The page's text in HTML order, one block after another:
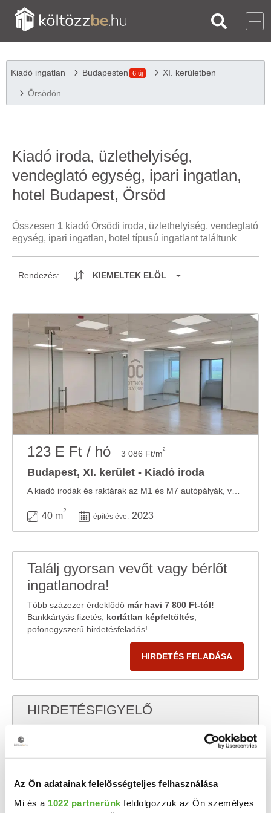
Az Ön adatainak felelősségteljes felhasználása
Mi és a 1022 partnerünk feldolgozzuk az Ön személyes
Kiadó ingatlan Budapesten 6 új XI. kerületben
Örsödön
Kiadó iroda, üzlethelyiség,
vendeglató egység, ipari ingatlan,
hotel Budapest, Örsöd
Összesen 1 kiadó Örsödi iroda, üzlethelyiség, vendeglató
egység, ipari ingatlan, hotel típusú ingatlant találtunk
Rendezés: KIEMELTEK ELÖL
123 E Ft / hó 3 086 Ft/m2
Budapest, XI. kerület - Kiadó iroda
40 m
2
építés éve: 2023
Találj gyorsan vevőt vagy bérlőt
ingatlanodra!
Több százezer érdeklődő már havi 7 800 Ft-tól!
Bankkártyás fizetés, korlátlan képfeltöltés
pofonegyszerű hirdetésfeladás!
HIRDETÉS FELADÁSA
HIRDETÉSFIGYELŐ